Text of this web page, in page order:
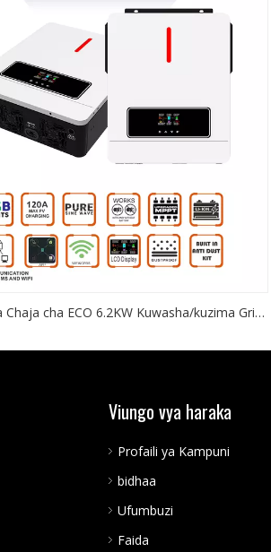
Chaja cha ECO 6.2KW Kuwasha/kuzima Gridi
ya Betri na mawasiliano ya Wifi.
Viungo vya haraka
Profaili ya Kampuni
bidhaa
Ufumbuzi
Faida